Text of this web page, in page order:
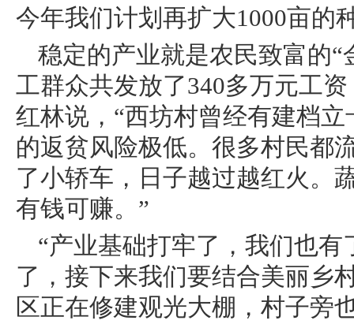
今年我们计划再扩大1000亩的
稳定的产业就是农民致富的“
工群众共发放了340多万元工
红林说，“西坊村曾经有建档
的返贫风险极低。很多村民都
了小轿车，日子越过越红火。
有钱可赚。”
“产业基础打牢了，我们也
了，接下来我们要结合美丽乡
区正在修建观光大棚，村子旁